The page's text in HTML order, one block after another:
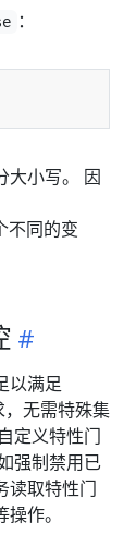
：
大小写。 因
不同的变
以满足
无需特殊集
定义特性门
强制禁用已
读取特性门
作。